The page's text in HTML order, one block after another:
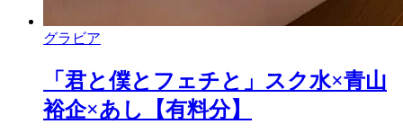
グラビア
「君と僕とフェチと」スク水×青山
裕企×あし【有料分】